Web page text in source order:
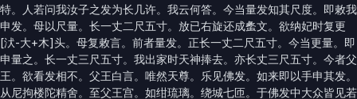
特。人若问我汝子之发为长几许。我云何答。今当量发知其尺度。即敕我
申发。母以尺量。长一丈二尺五寸。放已右旋还成䗍文。欲纳妃时复更
[汱-大+木]头。母复敕言。前者量发。正长一丈二尺五寸。今当更量。即
申量之。长一丈三尺五寸。我出家时天神捧去。亦长丈三尺五寸。今者父
王。欲看发相不。父王白言。唯然天尊。乐见佛发。如来即以手申其发。
从尼拘楼陀精舍。至父王宫。如绀琉璃。绕城七匝。于佛发中大众皆见若